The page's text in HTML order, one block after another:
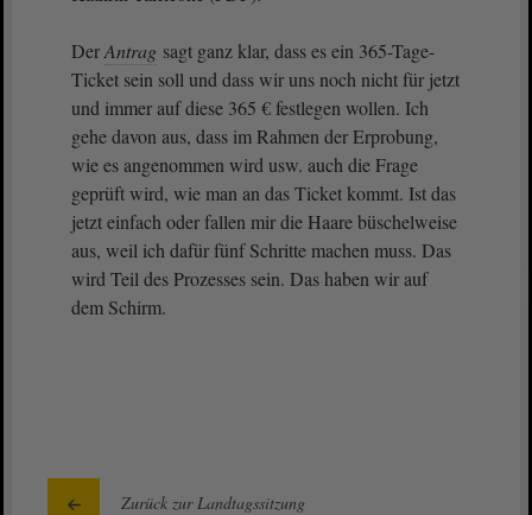
DerAntrag sagt ganz klar, dass es ein 365-Tage-
Ticket sein soll und dass wir uns noch nicht für jetzt
und immer auf diese 365 € festlegen wollen. Ich
gehe davon aus, dass im Rahmen der Erprobung,
wie es angenommen wird usw. auch die Frage
geprüft wird, wie man an das Ticket kommt. Ist das
jetzt einfach oder fallen mir die Haare büschelweise
aus, weil ich dafür fünf Schritte machen muss. Das
wird Teil des Prozesses sein. Das haben wir auf
dem Schirm.
Zurück zur Landtagssitzung